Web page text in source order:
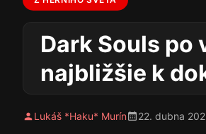
Dark Souls po
najbližšie k
Lukáš *Haku* Murín 22. dubna